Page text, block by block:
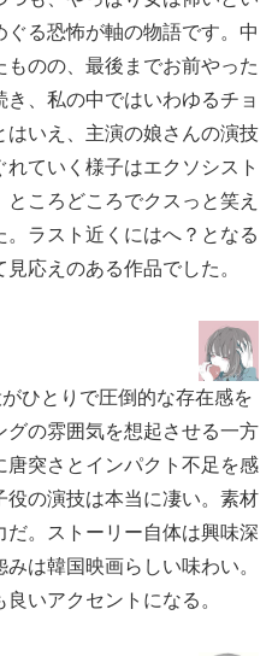
る恐怖が軸の物語です。中
のの、最後までお前やった
、私の中ではいわゆるチョ
いえ、主演の娘さんの演技
ていく様子はエクソシスト
ころどころでクスっと笑え
ラスト近くにはへ？となる
応えのある作品でした。
ひとりで圧倒的な存在感を
の雰囲気を想起させる一方
突さとインパクト不足を感
役の演技は本当に凄い。素材
。ストーリー自体は興味深
は韓国映画らしい味わい。
いアクセントになる。